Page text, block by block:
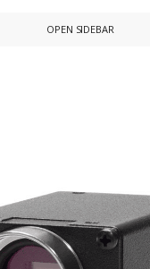
OPEN SIDEBAR